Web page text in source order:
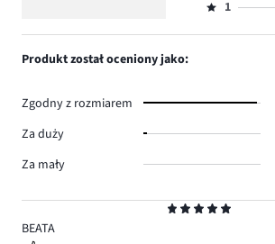
5
BEATA
ilość
2,
Ocena
1,
1
Produkt został oceniony jako:
Zgodny z rozmiarem
Za duży
Za mały